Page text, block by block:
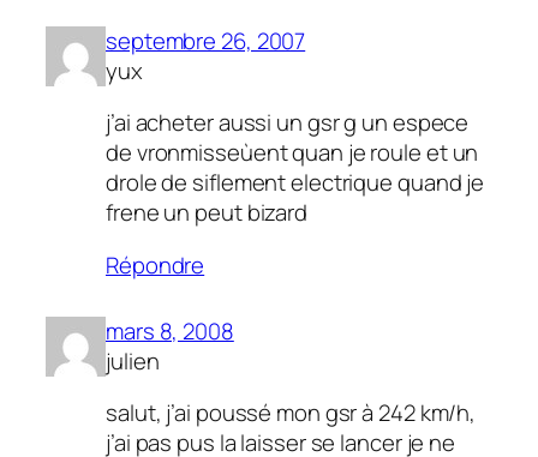
septembre 26, 2007
yux
j’ai acheter aussi un gsr g un espece
de vronmisseùent quan je roule et un
drole de siflement electrique quand je
frene un peut bizard
Répondre
mars 8, 2008
julien
salut, j’ai poussé mon gsr à 242 km/h,
j’ai pas pus la laisser se lancer je ne